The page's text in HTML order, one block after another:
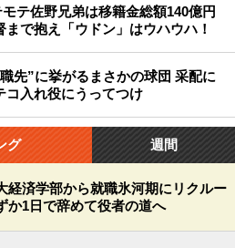
テ佐野兄弟は移籍金総額140億円
まで抱え「ウドン」はウハウハ！
先”に挙がるまさかの球団 采配に
コ入れ役にうってつけ
グ 週間
経済学部から就職氷河期にリクルー
か1日で辞めて役者の道へ